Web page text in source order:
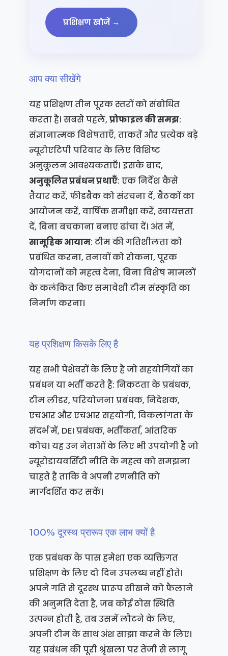
प्रशिक्षण खोजें →
आप क्या सीखेंगे
यह प्रशिक्षण तीन पूरक स्तरों को संबोधित
करता है। सबसे पहले, प्रोफाइल की समझ:
संज्ञानात्मक विशेषताएँ, ताकतें और प्रत्येक बड़े
न्यूरोएटिपी परिवार के लिए विशिष्ट
अनुकूलन आवश्यकताएँ। इसके बाद,
अनुकूलित प्रबंधन प्रथाएँ: एक निर्देश कैसे
तैयार करें, फीडबैक को संरचना दें, बैठकों का
आयोजन करें, वार्षिक समीक्षा करें, स्वायत्तता
दें, बिना बचकाना बनाए ढांचा दें। अंत में,
सामूहिक आयाम: टीम की गतिशीलता को
प्रबंधित करना, तनावों को रोकना, पूरक
योगदानों को महत्व देना, बिना विशेष मामलों
के कलंकित किए समावेशी टीम संस्कृति का
निर्माण करना।
यह प्रशिक्षण किसके लिए है
यह सभी पेशेवरों के लिए है जो सहयोगियों का
प्रबंधन या भर्ती करते हैं: निकटता के प्रबंधक,
टीम लीडर, परियोजना प्रबंधक, निदेशक,
एचआर और एचआर सहयोगी, विकलांगता के
संदर्भ में, DEI प्रबंधक, भर्तीकर्ता, आंतरिक
कोच। यह उन नेताओं के लिए भी उपयोगी है जो
न्यूरोडायवर्सिटी नीति के महत्व को समझना
चाहते हैं ताकि वे अपनी रणनीति को
मार्गदर्शित कर सकें।
100% दूरस्थ प्रारूप एक लाभ क्यों है
एक प्रबंधक के पास हमेशा एक व्यक्तिगत
प्रशिक्षण के लिए दो दिन उपलब्ध नहीं होते।
अपने गति से दूरस्थ प्रारूप सीखने को फैलाने
की अनुमति देता है, जब कोई ठोस स्थिति
उत्पन्न होती है, तब उसमें लौटने के लिए,
अपनी टीम के साथ अंश साझा करने के लिए।
यह प्रबंधन की पूरी श्रृंखला पर तेजी से लागू